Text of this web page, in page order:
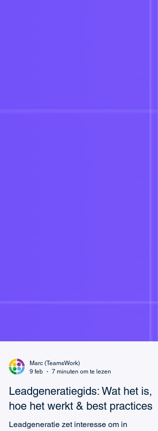
Marc (TeamsWork)
9 feb
7 minuten om te lezen
Leadgeneratiegids: Wat het is,